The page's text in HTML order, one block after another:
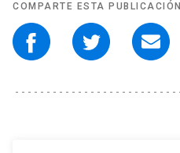
COMPARTE ESTA PUBLICACIÓN